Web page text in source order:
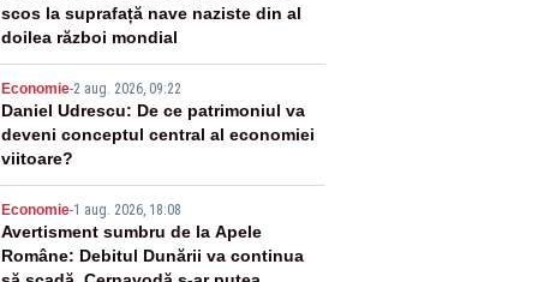
scos la suprafață nave naziste din al
doilea război mondial
Economie-2 aug. 2026, 09:22
Daniel Udrescu: De ce patrimoniul va
deveni conceptul central al economiei
viitoare?
Economie-1 aug. 2026, 18:08
Avertisment sumbru de la Apele
Române: Debitul Dunării va continua